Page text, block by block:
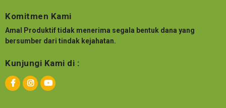
Komitmen Kami
Amal Produktif tidak menerima segala bentuk dana yang
bersumber dari tindak kejahatan.
Kunjungi Kami di :